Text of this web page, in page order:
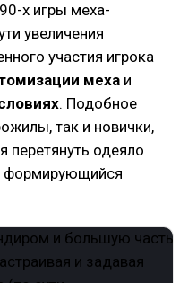
х игры меха-
увеличения
участия игрока
меха и
. Подобное
так и новички,
перетянуть одеяло
формирующийся